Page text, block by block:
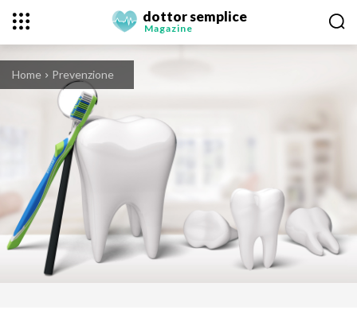
dottor semplice
Magazine
Home Prevenzione